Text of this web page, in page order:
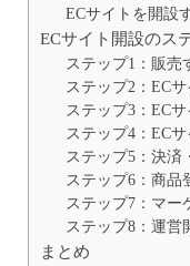
ECサイトを開設
ECサイト開設のス
ステップ1：販売
ステップ2：EC
ステップ3：EC
ステップ4：EC
ステップ5：決済
ステップ6：商品
ステップ7：マー
ステップ8：運営
まとめ